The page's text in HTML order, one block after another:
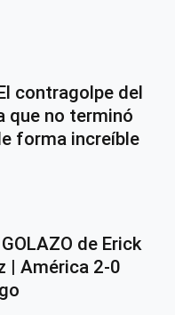
contragolpe del
que no terminó
forma increíble
de Erick
| América 2-0